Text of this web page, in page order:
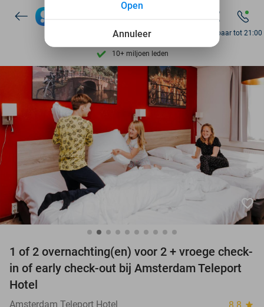
Ontdek 15.000+ deals
7 dagen per week beschikbaar
10+ miljoen leden
op basis van206.298 reviews
Ontdek 15.000+ deals
7 dagen per week beschikbaar
10+ miljoen leden
Bereikbaar tot 21:00
favorite_border
1 of 2 overnachting(en) voor 2 + vroege check-
in of early check-out bij Amsterdam Teleport
Hotel
Amsterdam Teleport Hotel star
Annuleer
Open